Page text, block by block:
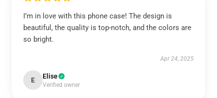
I’m in love with this phone case! The design is
beautiful, the quality is top-notch, and the colors are
so bright.
Apr 24, 2025
E Elise
Verified owner